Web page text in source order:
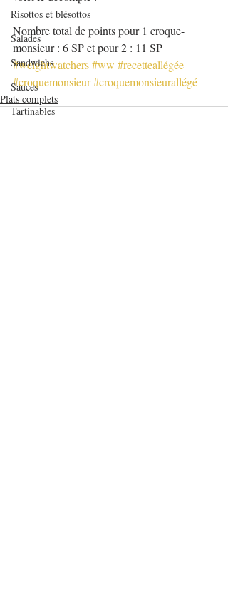
Risottos et blésottos
Salades
Sandwichs
Sauces
Tartinables
Nombre total de points pour 1 croque-
monsieur : 6 SP et pour 2 : 11 SP
#weightwatchers#ww #recetteallégée
#croquemonsieur#croquemonsieurallégé
Plats complets